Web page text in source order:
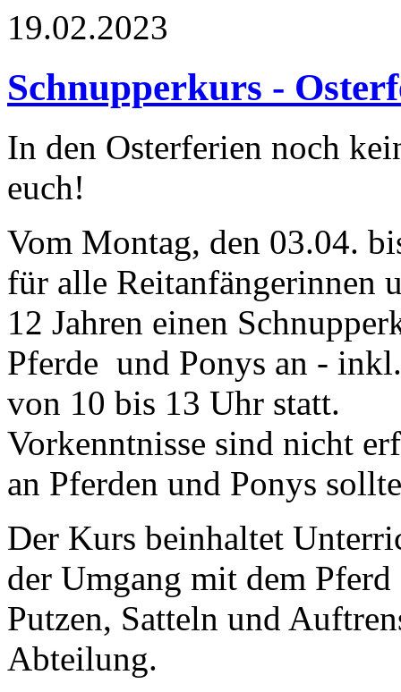
19.02.2023
Schnupperkurs -
In den Osterferien noch
euch!
Vom Montag, den 03.04.
für alle Reitanfängerinnen
12 Jahren einen
Pferde und Ponys an -
von 10 bis 13 Uhr statt.
Vorkenntnisse sind nicht
an Pferden und Ponys
Der Kurs beinhaltet
der Umgang mit dem
Putzen, Satteln und
Abteilung.